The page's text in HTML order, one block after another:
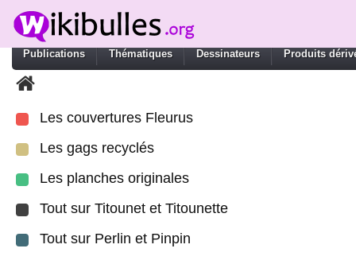
Publications Thématiques Dessinateurs Produits
Les couvertures Fleurus
Les gags recyclés
Les planches originales
Tout sur Titounet et Titounette
Tout sur Perlin et Pinpin